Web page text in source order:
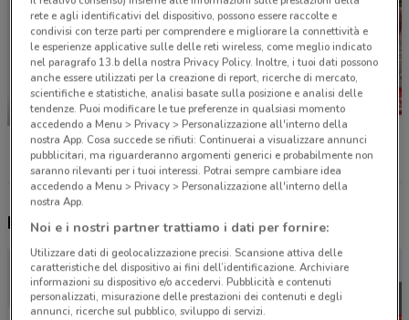
NUOVO
Unieuro
-2 GIORNI
Il Gigante KiK
Nuovi prodotti da provare
rete e agli identificativi del dispositivo, possono essere raccolte e
condivisi con terze parti per comprendere e migliorare la connettività e
le esperienze applicative sulle delle reti wireless, come meglio indicato
nel paragrafo 13.b della nostra Privacy Policy. Inoltre, i tuoi dati possono
anche essere utilizzati per la creazione di report, ricerche di mercato,
scientifiche e statistiche, analisi basate sulla posizione e analisi delle
tendenze. Puoi modificare le tue preferenze in qualsiasi momento
accedendo a Menu > Privacy > Personalizzazione all'interno della
nostra App. Cosa succede se rifiuti: Continuerai a visualizzare annunci
pubblicitari, ma riguarderanno argomenti generici e probabilmente non
saranno rilevanti per i tuoi interessi. Potrai sempre cambiare idea
accedendo a Menu > Privacy > Personalizzazione all'interno della
nostra App.
Noi e i nostri partner trattiamo i dati per fornire:
Utilizzare dati di geolocalizzazione precisi. Scansione attiva delle
caratteristiche del dispositivo ai fini dell’identificazione. Archiviare
informazioni su dispositivo e/o accedervi. Pubblicità e contenuti
personalizzati, misurazione delle prestazioni dei contenuti e degli
annunci, ricerche sul pubblico, sviluppo di servizi.